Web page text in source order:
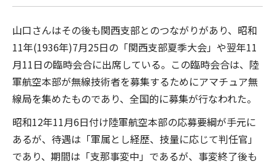
山口さんはその後も関西支部とのつながりがあり、昭和
11年(1936年)7月25日の「関西支部夏季大会」や翌年11
月11日の臨時会合に出席している。この臨時会合は、陸
軍航空本部が無線技術者を募集するためにアマチュア無
線局を集めたものであり、全国的に募集が行なわれた。
昭和12年11月6日付け陸軍航空本部の応募要綱が手元に
あるが、待遇は「軍属とし経歴、技量に応じて判任官」
であり、期間は「支那事変中」であるが、事変終了後も